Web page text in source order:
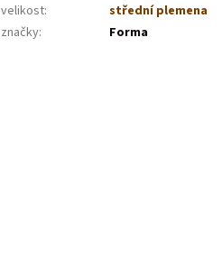
velikost:
střední plemena
značky: Forma